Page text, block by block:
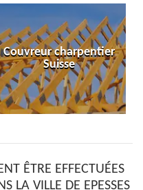
Couvreur charpentier
Suisse
ÊTRE EFFECTUÉES
LA VILLE DE EPESSES